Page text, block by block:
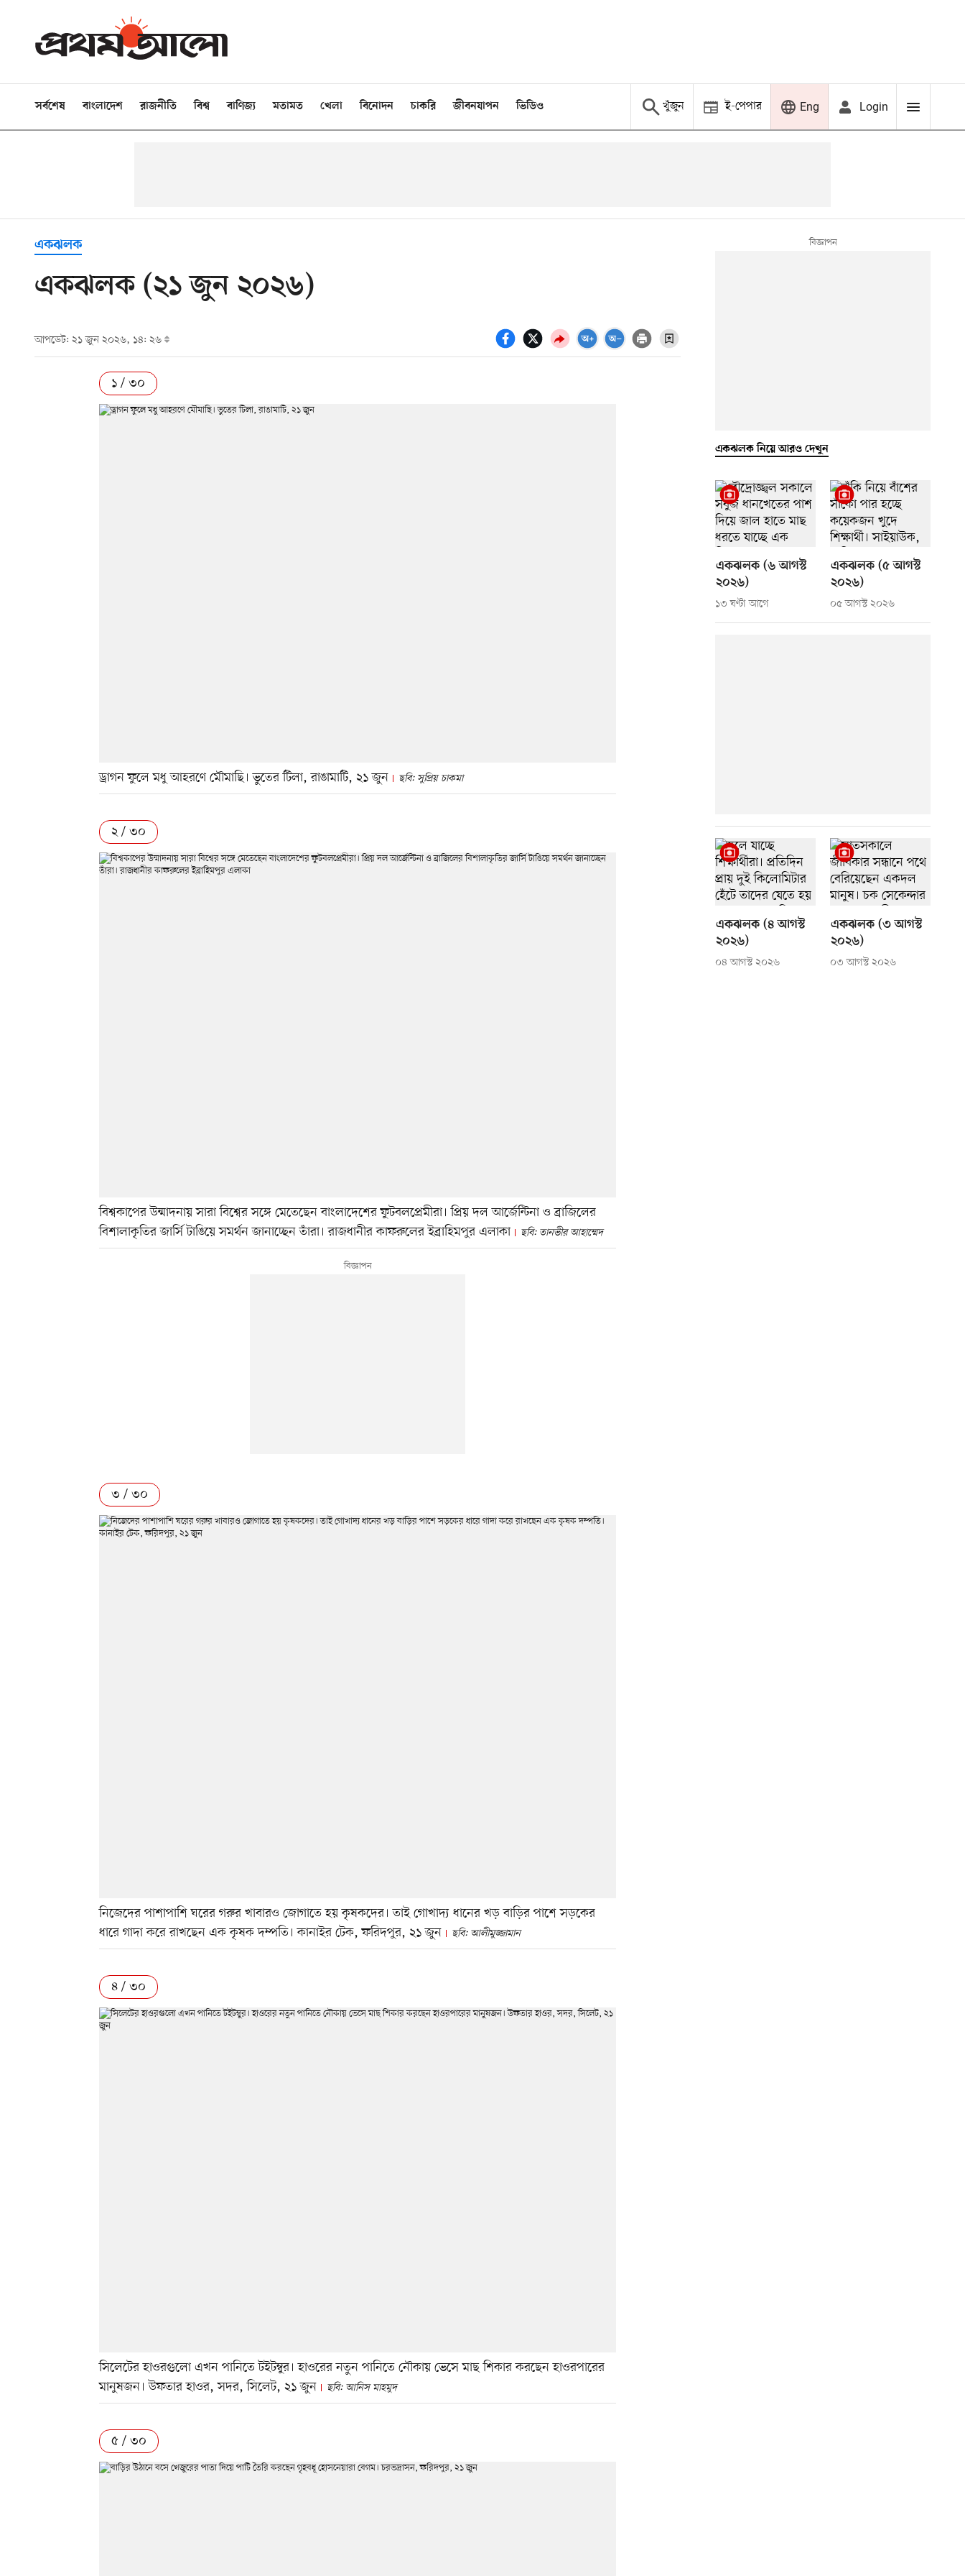
সর্বশেষ বাংলাদেশ রাজনীতি বিশ্ব বাণিজ্য মতামত খেলা বিনোদন চাকরি জীবনযাপন ভিডিও খুঁজুন ই-পেপার Eng Login
একঝলক
একঝলক (২১ জুন ২০২৬)
আপডেট: ২১ জুন ২০২৬, ১৪: ২৬
১ / ৩০
ড্রাগন ফুলে মধু আহরণে মৌমাছি। ভুতের টিলা, রাঙামাটি, ২১ জুন ছবি: সুপ্রিয় চাকমা
২ / ৩০
বিশ্বকাপের উন্মাদনায় সারা বিশ্বের সঙ্গে মেতেছেন বাংলাদেশের ফুটবলপ্রেমীরা। প্রিয় দল আর্জেন্টিনা ও ব্রাজিলের
বিশালাকৃতির জার্সি টাঙিয়ে সমর্থন জানাচ্ছেন তাঁরা। রাজধানীর কাফরুলের ইব্রাহিমপুর এলাকা
ছবি: তানভীর আহাম্মেদ
৩ / ৩০
নিজেদের পাশাপাশি ঘরের গরুর খাবারও জোগাতে হয় কৃষকদের। তাই গোখাদ্য ধানের খড় বাড়ির পাশে সড়কের
ধারে গাদা করে রাখছেন এক কৃষক দম্পতি। কানাইর টেক, ফরিদপুর, ২১ জুন
ছবি: আলীমুজ্জামান
৪ / ৩০
সিলেটের হাওরগুলো এখন পানিতে টইটম্বুর। হাওরের নতুন পানিতে নৌকায় ভেসে মাছ শিকার করছেন হাওরপারের
মানুষজন। উফতার হাওর, সদর, সিলেট, ২১ জুন
ছবি: আনিস মাহমুদ
৫ / ৩০
একঝলক নিয়ে আরও দেখুন
একঝলক (৬ আগস্ট
২০২৬)
১৩ ঘণ্টা আগে
একঝলক (৫ আগস্ট
২০২৬)
০৫ আগস্ট ২০২৬
একঝলক (৪ আগস্ট
২০২৬)
০৪ আগস্ট ২০২৬
একঝলক (৩ আগস্ট
২০২৬)
০৩ আগস্ট ২০২৬